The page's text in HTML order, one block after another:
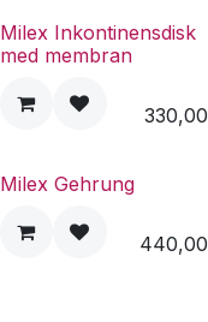
Milex Inkontinensdisk
med membran
330,00
Milex Gehrung
440,00